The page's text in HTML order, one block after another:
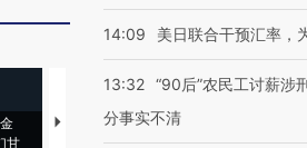
甘
马航飞行员跨国走私7万
粒摇头丸 尿检体内含3种
度Z世代 用
14:09 美日联合干预汇率，
13:32 “90后”农民工讨薪涉
分事实不清